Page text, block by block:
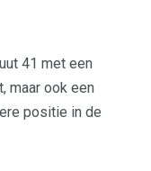
41 met een
maar ook een
positie in de